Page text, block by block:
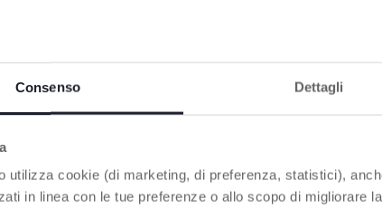
Consenso Dettagli
utilizza cookie (di marketing, di preferenza, statistici),
in linea con le tue preferenze o allo scopo di migliorare